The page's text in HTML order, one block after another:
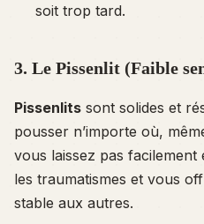
soit trop tard.
3. Le Pissenlit (Faible
Pissenlits sont solides et
pousser n’importe où,
vous laissez pas
les traumatismes et vous
stable aux autres.